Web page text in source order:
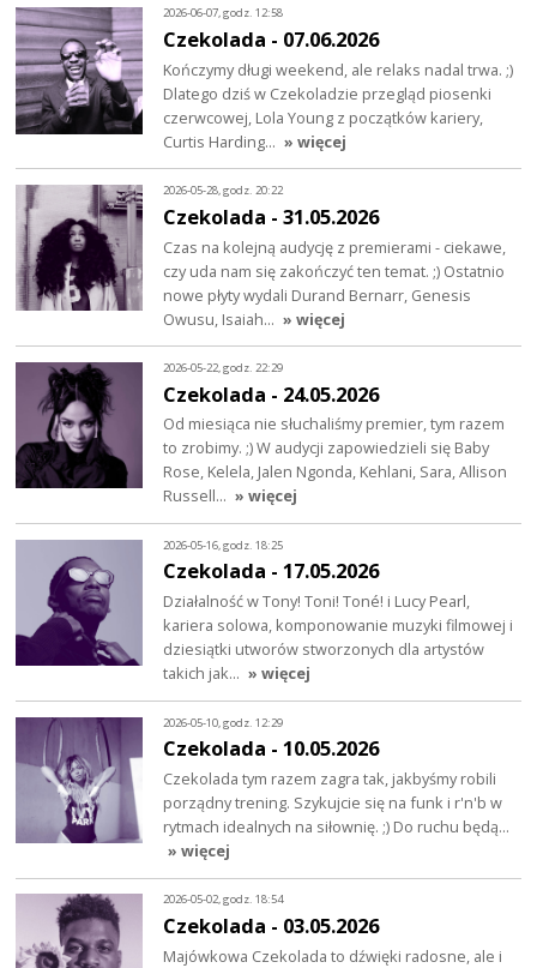
2026-06-07, godz. 12:58
Czekolada - 07.06.2026
Kończymy długi weekend, ale relaks nadal trwa. ;)
Dlatego dziś w Czekoladzie przegląd piosenki
czerwcowej, Lola Young z początków kariery,
Curtis Harding… » więcej
2026-05-28, godz. 20:22
Czekolada - 31.05.2026
Czas na kolejną audycję z premierami - ciekawe,
czy uda nam się zakończyć ten temat. ;) Ostatnio
nowe płyty wydali Durand Bernarr, Genesis
Owusu, Isaiah… » więcej
2026-05-22, godz. 22:29
Czekolada - 24.05.2026
Od miesiąca nie słuchaliśmy premier, tym razem
to zrobimy. ;) W audycji zapowiedzieli się Baby
Rose, Kelela, Jalen Ngonda, Kehlani, Sara, Allison
Russell… » więcej
2026-05-16, godz. 18:25
Czekolada - 17.05.2026
Działalność w Tony! Toni! Toné! i Lucy Pearl,
kariera solowa, komponowanie muzyki filmowej i
dziesiątki utworów stworzonych dla artystów
takich jak… » więcej
2026-05-10, godz. 12:29
Czekolada - 10.05.2026
Czekolada tym razem zagra tak, jakbyśmy robili
porządny trening. Szykujcie się na funk i r'n'b w
rytmach idealnych na siłownię. ;) Do ruchu będą…
» więcej
2026-05-02, godz. 18:54
Czekolada - 03.05.2026
Majówkowa Czekolada to dźwięki radosne, ale i